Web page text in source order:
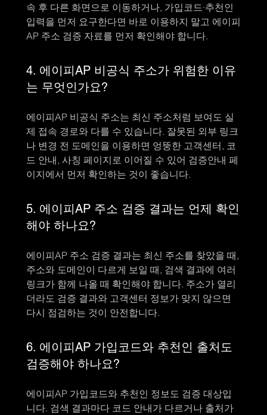
속 후 다른 화면으로 이동하거나, 가입코드·추천인
입력을 먼저 요구한다면 바로 이용하지 말고 에이피
AP 주소 검증 자료를 먼저 확인해야 합니다.
4. 에이피AP 비공식 주소가 위험한 이유
는 무엇인가요?
에이피AP 비공식 주소는 최신 주소처럼 보여도 실
제 접속 경로와 다를 수 있습니다. 잘못된 외부 링크
나 변경 전 도메인을 이용하면 엉뚱한 고객센터, 코
드 안내, 사칭 페이지로 이어질 수 있어 검증안내 페
이지에서 먼저 확인하는 것이 좋습니다.
5. 에이피AP 주소 검증 결과는 언제 확인
해야 하나요?
에이피AP 주소 검증 결과는 최신 주소를 찾았을 때,
주소와 도메인이 다르게 보일 때, 검색 결과에 여러
링크가 함께 나올 때 확인해야 합니다. 주소가 열리
더라도 검증 결과와 고객센터 정보가 맞지 않으면
다시 점검하는 것이 안전합니다.
6. 에이피AP 가입코드와 추천인 출처도
검증해야 하나요?
에이피AP 가입코드와 추천인 정보도 검증 대상입
니다. 검색 결과마다 코드 안내가 다르거나 출처가